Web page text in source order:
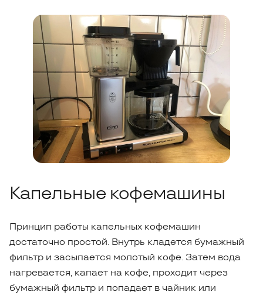
Капельные кофемашины
Принцип работы капельных кофемашин
достаточно простой. Внутрь кладется бумажный
фильтр и засыпается молотый кофе. Затем вода
нагревается, капает на кофе, проходит через
бумажный фильтр и попадает в чайник или